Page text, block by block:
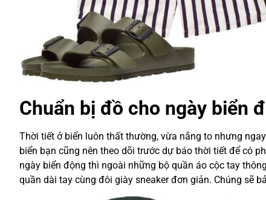
Chuẩn bị đồ cho ngày biển
Thời tiết ở biển luôn thất thường, vừa nắng to nhưng
biển bạn cũng nên theo dõi trước dự báo thời tiết để có
ngày biển động thì ngoài những bộ quần áo cộc tay
quần dài tay cùng đôi giày sneaker đơn giản. Chúng sẽ